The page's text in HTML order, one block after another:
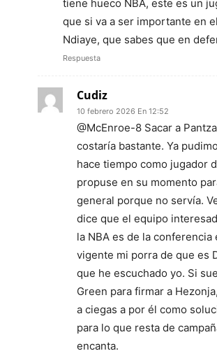
tiene hueco NBA, este es un
que si va a ser importante en
Ndiaye, que sabes que en
Respuesta
Cudiz
10 febrero 2026 En 12:52
@McEnroe-8 Sacar a
costaría bastante. Ya
hace tiempo como jugador
propuse en su momento
general porque no servía.
dice que el equipo
la NBA es de la conferencia
vigente mi porra de que es
que he escuchado yo. Si
Green para firmar a
a ciegas a por él como
para lo que resta de
encanta.